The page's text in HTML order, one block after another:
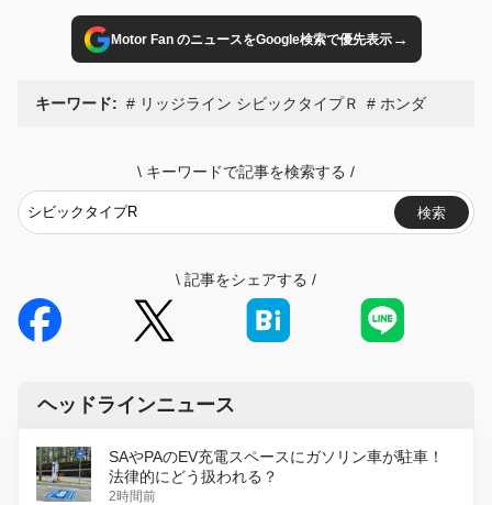
Motor Fan のニュースをGoogle検索で優先表示→
キーワード: リッジライン シビックタイプＲ ホンダ
\ キーワードで記事を検索する /
検索
\ 記事をシェアする /
ヘッドラインニュース
SAやPAのEV充電スペースにガソリン車が駐車！
法律的にどう扱われる？
2時間前